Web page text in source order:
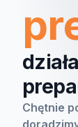
Chętnie